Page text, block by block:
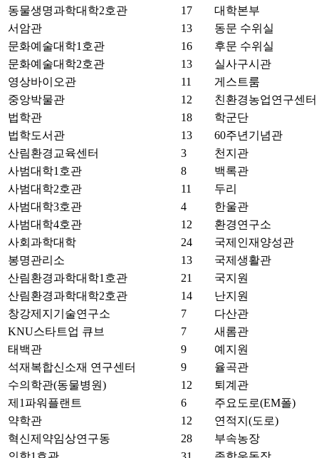
동물생명과학대학2호관
17
대학본부
서암관
13
동문 수위실
문화예술대학1호관
16
후문 수위실
문화예술대학2호관
13
실사구시관
영상바이오관
11
게스트룸
중앙박물관
12
친환경농업연구센터
법학관
18
학군단
법학도서관
13
60주년기념관
산림환경교육센터
3
천지관
사범대학1호관
8
백록관
사범대학2호관
11
두리
사범대학3호관
4
한울관
사범대학4호관
12
환경연구소
사회과학대학
24
국제인재양성관
봉명관리소
13
국제생활관
산림환경과학대학1호관
21
국지원
산림환경과학대학2호관
14
난지원
창강제지기술연구소
7
다산관
KNU스타트업 큐브
7
새롬관
태백관
9
예지원
석재복합신소재 연구센터
9
율곡관
수의학관(동물병원)
12
퇴계관
제1파워플랜트
6
주요도로(EM폴)
약학관
12
연적지(도로)
혁신제약임상연구동
28
부속농장